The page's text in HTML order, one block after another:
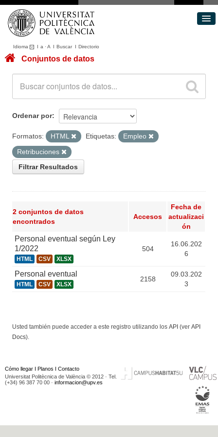
Idioma I a ·A I BuscarI Directorio
Conjuntos de datos
Acerca de
Portal de Transparencia
Conjuntos de datos
Ordenar por
Formatos: HTML Etiquetas:
Empleo
Retribuciones
Filtrar Resultados
2 conjuntos de datos
encontrados
Accesos
Fecha de
actualizaci
ón
Personal eventual según Ley
1/2022
HTML CSV XLSX
504
16.06.202
6
Personal eventual
HTML CSV XLSX
2158
09.03.202
3
Usted también puede acceder a este registro utilizando los API (ver API
Docs).
Cómo llegar I Planos I Contacto
Universitat Politècnica de València © 2012 · Tel.
(+34) 96 387 70 00 · informacion@upv.es